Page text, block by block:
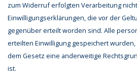
zum Widerruf erfolgten Verarbeitung
Einwilligungserklärungen, die vor der
gegenüber erteilt worden sind. Alle
erteilten Einwilligung gespeichert
dem Gesetz eine anderweitige
ist.